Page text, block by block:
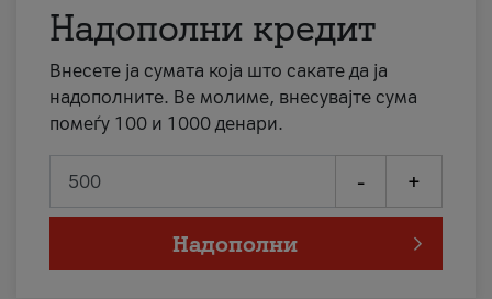
Надополни кредит
Внесете ја сумата која што сакате да ја
надополните. Ве молиме, внесувајте сума
помеѓу 100 и 1000 денари.
- +
Надополни